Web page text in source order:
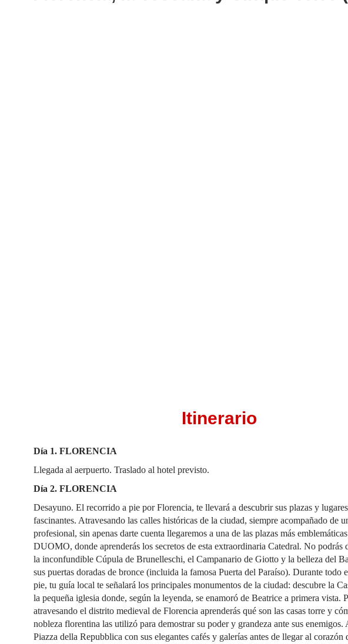
Itinerario
Día 1. FLORENCIA
Llegada al aerpuerto. Traslado al hotel previsto.
Día 2. FLORENCIA
Desayuno. El recorrido a pie por Florencia, te llevará a descubrir sus plazas y
fascinantes. Atravesando las calles históricas de la ciudad, siempre acompañado de
profesional, sin apenas darte cuenta llegaremos a una de las plazas más
DUOMO, donde aprenderás los secretos de esta extraordinaria Catedral. No podrás
la inconfundible Cúpula de Brunelleschi, el Campanario de Giotto y la belleza del
sus puertas doradas de bronce (incluida la famosa Puerta del Paraíso). Durante todo
pie, tu guía local te señalará los principales monumentos de la ciudad: descubre la
la pequeña iglesia donde, según la leyenda, se enamoró de Beatrice a primera vista.
atravesando el distrito medieval de Florencia aprenderás qué son las casas torre y
nobleza florentina las utilizó para demostrar su poder y grandeza ante sus enemigos.
Piazza della Repubblica con sus elegantes cafés y galerías antes de llegar al corazón